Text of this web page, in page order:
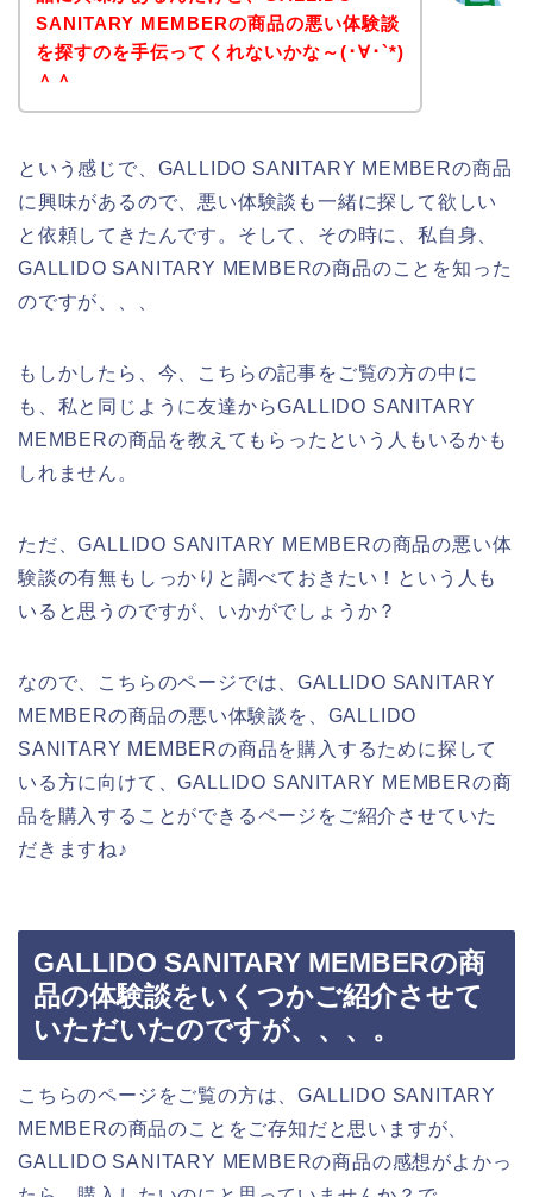
SANITARY MEMBERの商品の悪い体験談
を探すのを手伝ってくれないかな～(･∀･`*)
＾＾
という感じで、GALLIDO SANITARY MEMBERの商品
に興味があるので、悪い体験談も一緒に探して欲しい
と依頼してきたんです。そして、その時に、私自身、
GALLIDO SANITARY MEMBERの商品のことを知った
のですが、、、
もしかしたら、今、こちらの記事をご覧の方の中に
も、私と同じように友達からGALLIDO SANITARY
MEMBERの商品を教えてもらったという人もいるかも
しれません。
ただ、GALLIDO SANITARY MEMBERの商品の悪い体
験談の有無もしっかりと調べておきたい！という人も
いると思うのですが、いかがでしょうか？
なので、こちらのページでは、GALLIDO SANITARY
MEMBERの商品の悪い体験談を、GALLIDO
SANITARY MEMBERの商品を購入するために探して
いる方に向けて、GALLIDO SANITARY MEMBERの商
品を購入することができるページをご紹介させていた
だきますね♪
GALLIDO SANITARY MEMBERの商
品の体験談をいくつかご紹介させて
いただいたのですが、、、。
こちらのページをご覧の方は、GALLIDO SANITARY
MEMBERの商品のことをご存知だと思いますが、
GALLIDO SANITARY MEMBERの商品の感想がよかっ